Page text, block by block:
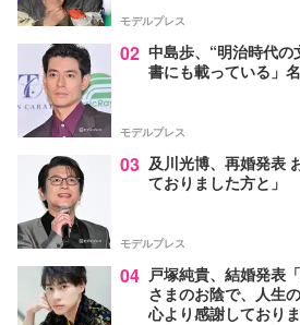
モデルプレス
02 中島歩、“明治時代
書にも載っている」
モデルプレス
03 及川光博、再婚発表
ておりました方と」
モデルプレス
04 戸塚純貴、結婚発表
さまのお陰で、人生
心より感謝しており